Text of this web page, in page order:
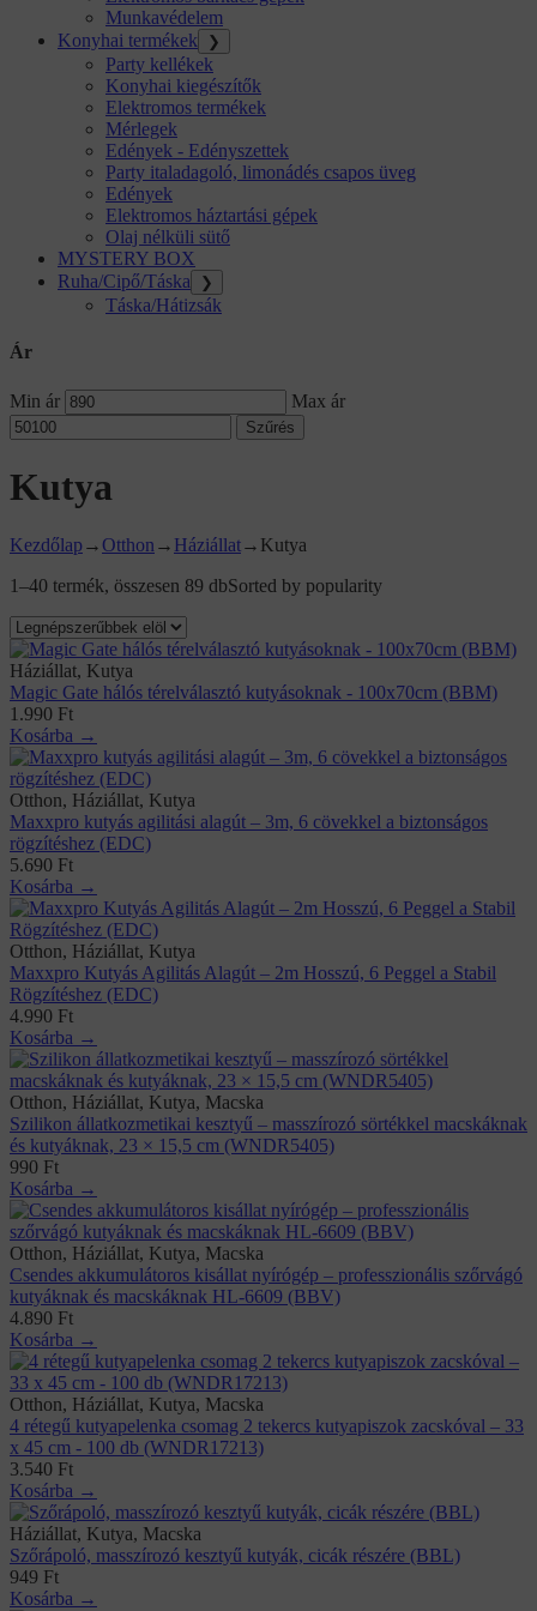
Munkavédelem
Konyhai termékek
❯
Party kellékek
Konyhai kiegészítők
Elektromos termékek
Mérlegek
Edények - Edényszettek
Party italadagoló, limonádés csapos üveg
Edények
Elektromos háztartási gépek
Olaj nélküli sütő
MYSTERY BOX
Ruha/Cipő/Táska
❯
Táska/Hátizsák
Ár
Min ár Max ár
Szűrés
Kutya
Kezdőlap → Otthon → Háziállat→ Kutya
1–40 termék, összesen 89 dbSorted by popularity
Háziállat, Kutya
Magic Gate hálós térelválasztó kutyásoknak - 100x70cm (BBM)
1.990 Ft
Kosárba →
Otthon, Háziállat, Kutya
Maxxpro kutyás agilitási alagút – 3m, 6 cövekkel a biztonságos
rögzítéshez (EDC)
5.690 Ft
Kosárba →
Otthon, Háziállat, Kutya
Maxxpro Kutyás Agilitás Alagút – 2m Hosszú, 6 Peggel a Stabil
Rögzítéshez (EDC)
4.990 Ft
Kosárba →
Otthon, Háziállat, Kutya, Macska
Szilikon állatkozmetikai kesztyű – masszírozó sörtékkel macskáknak
és kutyáknak, 23 × 15,5 cm (WNDR5405)
990 Ft
Kosárba →
Otthon, Háziállat, Kutya, Macska
Csendes akkumulátoros kisállat nyírógép – professzionális szőrvágó
kutyáknak és macskáknak HL-6609 (BBV)
4.890 Ft
Kosárba →
Otthon, Háziállat, Kutya, Macska
4 rétegű kutyapelenka csomag 2 tekercs kutyapiszok zacskóval – 33
x 45 cm - 100 db (WNDR17213)
3.540 Ft
Kosárba →
Háziállat, Kutya, Macska
Szőrápoló, masszírozó kesztyű kutyák, cicák részére (BBL)
949 Ft
Kosárba →